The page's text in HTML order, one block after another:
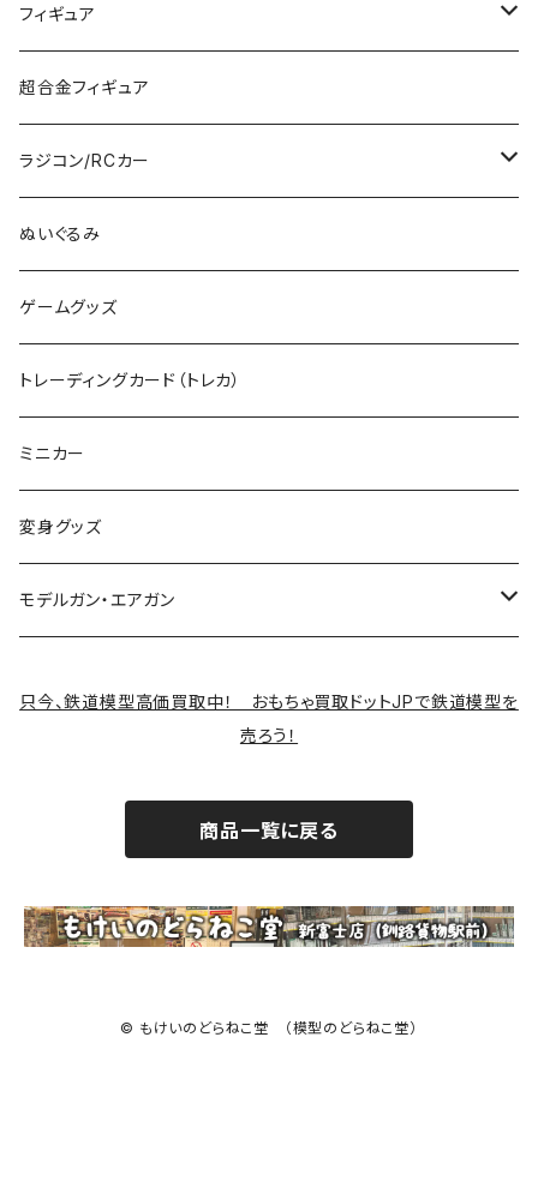
KATO (HO)
TOMIX (HO)
その他のHOゲージ
Zゲージ
カタログ
TOMIX (N)
制御機器
デカール
バイクプラモ
30MS
ミリタリープラモ
ポケモン
その他のロボット
その他のキャラクター
塗料
筆
フィギュア
ガンダム
超合金フィギュア
ラジコン/RCカー
タミヤRC
RCパーツ
ぬいぐるみ
ゲームグッズ
トレーディングカード（トレカ）
ミニカー
変身グッズ
モデルガン・エアガン
只今、鉄道模型高価買取中！ おもちゃ買取ドットJPで鉄道模型を
売ろう！
商品一覧に戻る
© もけいのどらねこ堂 （模型のどらねこ堂）